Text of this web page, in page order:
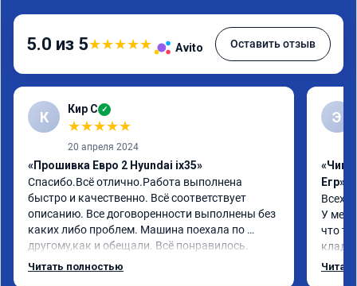
5.0 из 5★★★★★ Avito Оставить отзыв
К Кир С ✓
★★★★★
20 апреля 2024
«Прошивка Евро 2 Hyundai ix35»
Спасибо.Всё отлично.Работа выполнена
быстро и качественно. Всё соответствует
описанию. Все договоренности выполнены без
каких либо проблем. Машина поехала по
другому,как и обещали. Всё понравилось.
Рекомендую данную компанию.
Читать полностью
Э
«Чип
Егр»
Всех
У
что
и ЕГР